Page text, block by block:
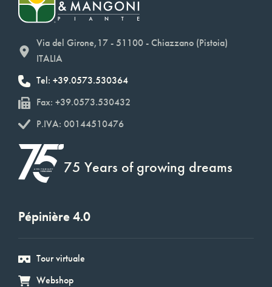
Via del Girone,17 - 51100 - Chiazzano (Pistoia)
ITALIA
Tel: +39.0573.530364
Fax: +39.0573.530432
P.IVA: 00144510476
75 Years of growing dreams
Pépinière 4.0
Tour virtuale
Webshop